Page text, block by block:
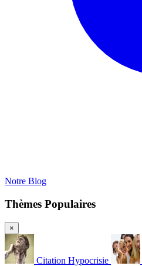
Notre Blog
Thèmes Populaires
×
Citation Hypocrisie